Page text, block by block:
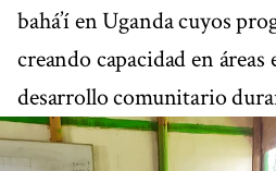
bahá’í en Uganda cuyos
creando capacidad en áreas
desarrollo comunitario